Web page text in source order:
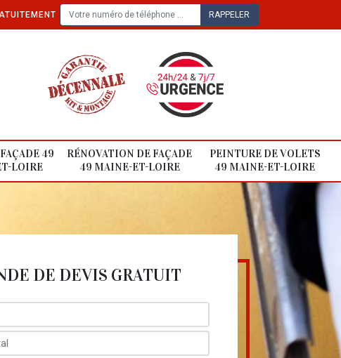
49
LOIRE
RÉNOVATION DE FAÇADE
49 MAINE-ET-LOIRE
PEINTURE DE VOLETS
49 MAINE-ET-LOIRE
DE DEVIS GRATUIT